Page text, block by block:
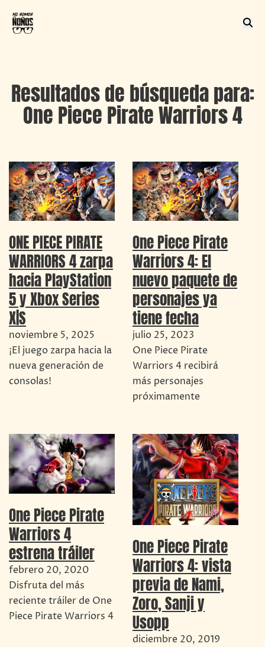
Resultados de búsqueda para:
One Piece Pirate Warriors 4
ONE PIECE PIRATE
WARRIORS 4 zarpa
hacia PlayStation
5 y Xbox Series
X|S
noviembre 5, 2025
¡El juego zarpa hacia la
nueva generación de
consolas!
One Piece Pirate
Warriors 4: El
nuevo paquete de
personajes ya
tiene fecha
julio 25, 2023
One Piece Pirate
Warriors 4 recibirá
más personajes
próximamente
One Piece Pirate
Warriors 4
estrena tráiler
febrero 20, 2020
Disfruta del más
reciente tráiler de One
Piece Pirate Warriors 4
One Piece Pirate
Warriors 4: vista
previa de Nami,
Zoro, Sanji y
Usopp
diciembre 20, 2019